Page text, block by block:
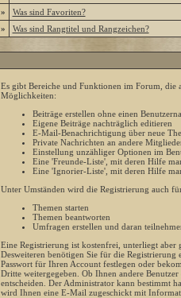
»
Was sind Favoriten?
»
Was sind Rangtitel und Rangzeichen?
Es gibt Bereiche und Funktionen im Forum, die
Möglichkeiten:
Beiträge erstellen ohne einen
Eigene Beiträge nachträglich editieren
E-Mail-Benachrichtigung über neue
Private Nachrichten an andere
Einstellung unzähliger Optionen im
Eine 'Freunde-Liste', mit deren Hilfe
Eine 'Ignorier-Liste', mit deren Hilfe
Unter Umständen wird die Registrierung auch
Themen starten
Themen beantworten
Umfragen erstellen und daran
Eine Registrierung ist kostenfrei, unterliegt aber
Desweiteren benötigen Sie für die Registrierung
Passwort für Ihren Account festlegen oder
Dritte weitergegeben. Ob Ihnen andere
entscheiden. Der Administrator kann bestimmt
wird Ihnen eine E-Mail zugeschickt mit